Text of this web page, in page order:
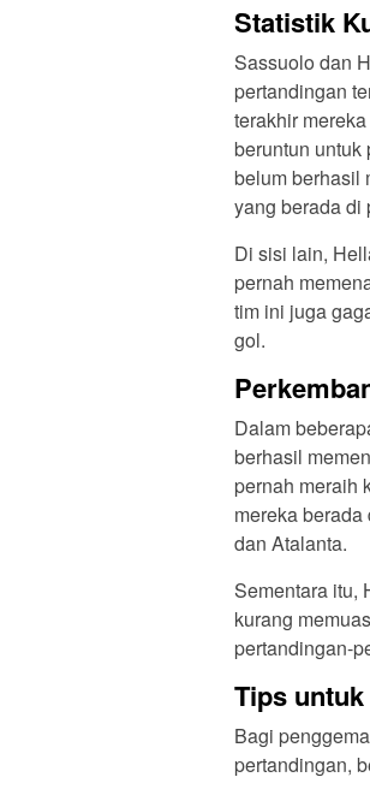
Statistik
Sassuolo dan
pertandingan
terakhir
beruntun untuk
belum berhasil
yang berada di
Di sisi lain,
pernah
tim ini juga
gol.
Dalam
berhasil
pernah meraih
mereka
dan Atalanta.
Sementara itu,
kurang
pertandingan-
Tips
Bagi
pertandingan,